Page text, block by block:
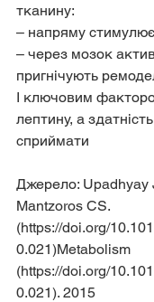
тканину:
– напряму
– через мозок
пригнічують
І ключовим
лептину, а
сприймати
Джерело: Upadhyay
Mantzoros CS.
(https://doi.org/
0.021)Metabolism
(https://doi.org/
0.021). 2015